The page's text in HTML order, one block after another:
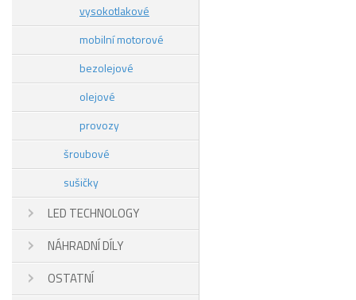
vysokotlakové
mobilní motorové
bezolejové
olejové
provozy
šroubové
sušičky
LED TECHNOLOGY
NÁHRADNÍ DÍLY
OSTATNÍ